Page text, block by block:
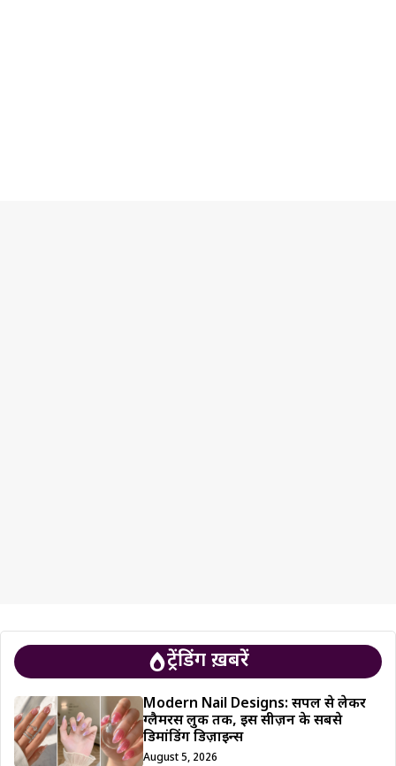
ट्रेंडिंग ख़बरें
Modern Nail Designs: सिंपल से लेकर
ग्लैमरस लुक तक, इस सीज़न के सबसे
डिमांडिंग डिज़ाइन्स
August 5, 2026